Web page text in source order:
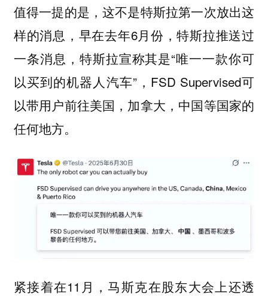
值得一提的是，这不是特斯拉第一次放出这
样的消息，早在去年6月份，特斯拉推送过
一条消息，特斯拉宣称其是“唯一一款你可
以买到的机器人汽车”，FSD Supervised可
以带用户前往美国，加拿大，中国等国家的
任何地方。
紧接着在11月，马斯克在股东大会上还透